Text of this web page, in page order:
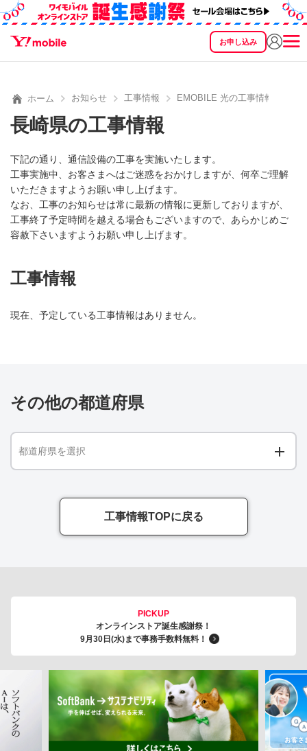
お申し込み
SEARCH
ホーム お知らせ 工事情報 EMOBILE 光の工事情報
長崎県の工事情報
下記の通り、通信設備の工事を実施いたします。
工事実施中、お客さまへはご迷惑をおかけしますが、何卒ご理解
いただきますようお願い申し上げます。
なお、工事のお知らせは常に最新の情報に更新しておりますが、
工事終了予定時間を越える場合もございますので、あらかじめご
容赦下さいますようお願い申し上げます。
工事情報
現在、予定している工事情報はありません。
その他の都道府県
都道府県を選択
工事情報TOPに戻る
PICKUP
オンラインストア誕生感謝祭！
9月30日(水)まで事務手数料無料！